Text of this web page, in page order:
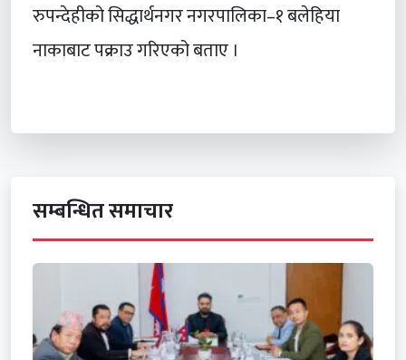
रुपन्देहीको सिद्धार्थनगर नगरपालिका–१ बलेहिया
नाकाबाट पक्राउ गरिएको बताए ।
सम्बन्धित समाचार